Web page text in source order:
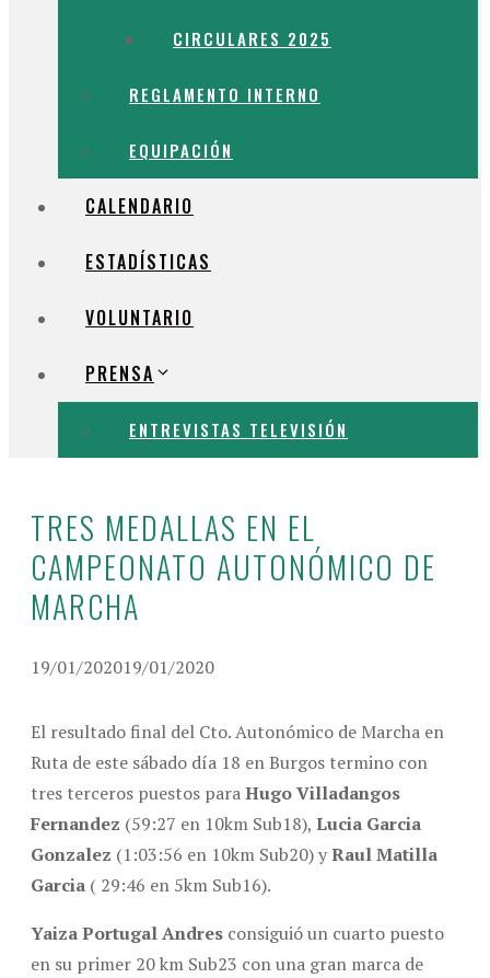
CIRCULARES 2025
REGLAMENTO INTERNO
EQUIPACIÓN
CALENDARIO
ESTADÍSTICAS
VOLUNTARIO
PRENSA
ENTREVISTAS TELEVISIÓN
TRES MEDALLAS EN EL
CAMPEONATO AUTONÓMICO DE
MARCHA
19/01/202019/01/2020
El resultado final del Cto. Autonómico de Marcha en
Ruta de este sábado día 18 en Burgos termino con
tres terceros puestos paraHugo Villadangos
Fernandez (59:27 en 10km Sub18), Lucia Garcia
Gonzalez (1:03:56 en 10km Sub20) yRaul Matilla
Garcia ( 29:46 en 5km Sub16).
Yaiza Portugal Andres consiguió un cuarto puesto
en su primer 20 km Sub23 con una gran marca de